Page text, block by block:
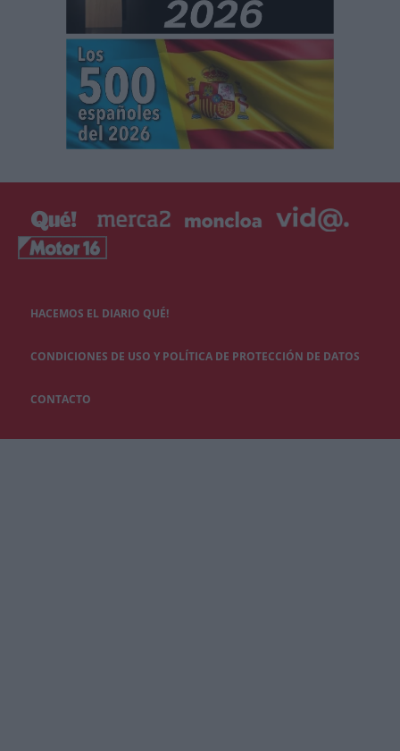
HACEMOS EL DIARIO QUÉ!
CONDICIONES DE USO Y POLÍTICA DE PROTECCIÓN DE DATOS
CONTACTO